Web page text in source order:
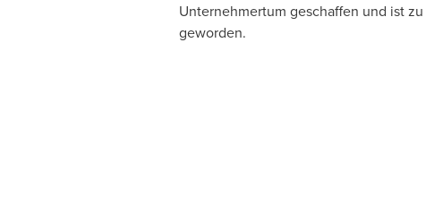
Unternehmertum geschaffen und ist
geworden.